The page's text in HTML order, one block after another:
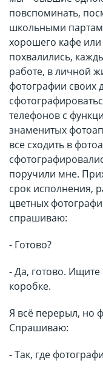
повспоминать,
школьными
хорошего кафе
похвалились,
работе, в личной
фотографии своих
телефонов с
знаменитых
все сходить в
поручили мне.
срок исполнения,
цветных
спрашиваю:
- Готово?
- Да, готово. Ищите
коробке.
Я всё перерыл, но
Спрашиваю:
- Так, где